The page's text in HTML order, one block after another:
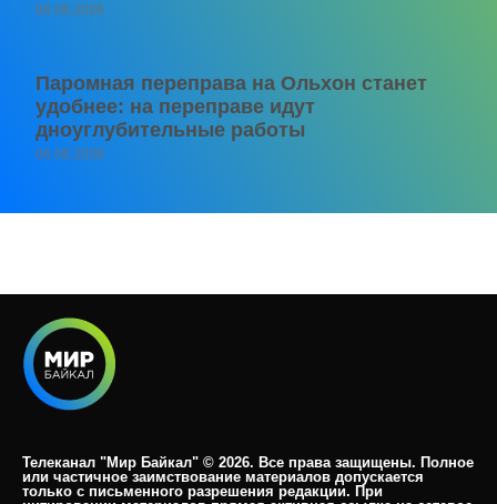
06.08.2026
Паромная переправа на Ольхон станет
удобнее: на переправе идут
дноуглубительные работы
06.08.2026
Телеканал "Мир Байкал" © 2026. Все права защищены. Полное
или частичное заимствование материалов допускается
только с письменного разрешения редакции. При